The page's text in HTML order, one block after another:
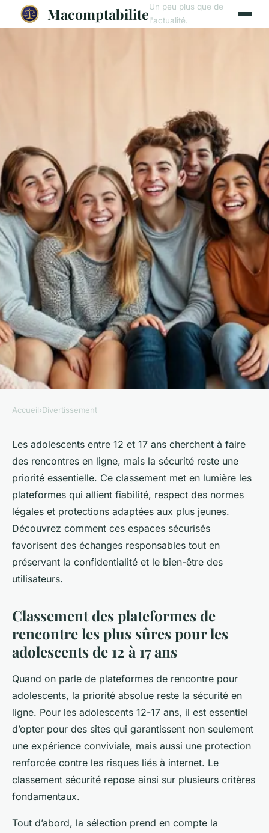
MacomptabiliteUn peu plus que de
l'actualité.
Top plateformes de rencontre
sûres pour les adolescents de
12 à 17 ans
Pauline• 6 octobre 2025 •6 min de lecture
Accueil›Divertissement
Les adolescents entre 12 et 17 ans cherchent à faire
des rencontres en ligne, mais la sécurité reste une
priorité essentielle. Ce classement met en lumière les
plateformes qui allient fiabilité, respect des normes
légales et protections adaptées aux plus jeunes.
Découvrez comment ces espaces sécurisés
favorisent des échanges responsables tout en
préservant la confidentialité et le bien-être des
utilisateurs.
Classement des plateformes de
rencontre les plus sûres pour les
adolescents de 12 à 17 ans
Quand on parle de plateformes de rencontre pour
adolescents, la priorité absolue reste la sécurité en
ligne. Pour les adolescents 12-17 ans, il est essentiel
d’opter pour des sites qui garantissent non seulement
une expérience conviviale, mais aussi une protection
renforcée contre les risques liés à internet. Le
classement sécurité repose ainsi sur plusieurs critères
fondamentaux.
Tout d’abord, la sélection prend en compte la